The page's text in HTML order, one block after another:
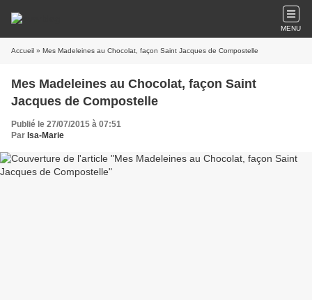
MENU
Accueil » Mes Madeleines au Chocolat, façon Saint Jacques de Compostelle
Mes Madeleines au Chocolat, façon Saint
Jacques de Compostelle
Publié le 27/07/2015 à 07:51
Par Isa-Marie